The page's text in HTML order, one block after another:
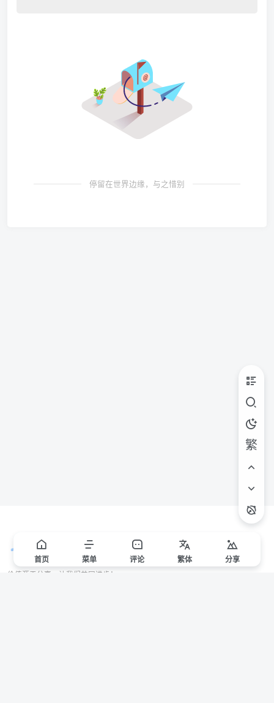
停留在世界边缘，与之惜别
繁
首页 菜单 评论 繁体 分享
价值源于分享，让我们共同进步！